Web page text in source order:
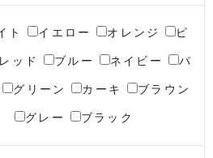
ト イエロー オレンジ ピ
レッド ブルー ネイビー パ
グリーン カーキ ブラウン
グレー ブラック